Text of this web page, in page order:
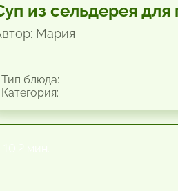
из сельдерея для
Мария
блюда: